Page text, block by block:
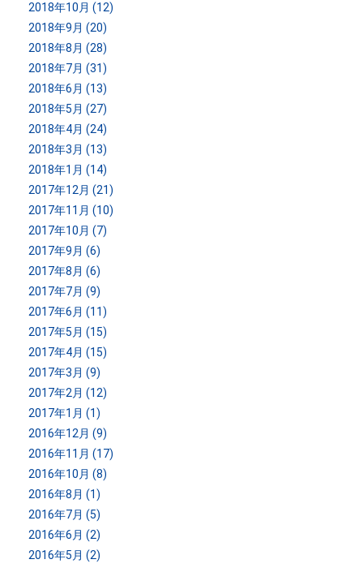
2018年10月 (12)
2018年9月 (20)
2018年8月 (28)
2018年7月 (31)
2018年6月 (13)
2018年5月 (27)
2018年4月 (24)
2018年3月 (13)
2018年1月 (14)
2017年12月 (21)
2017年11月 (10)
2017年10月 (7)
2017年9月 (6)
2017年8月 (6)
2017年7月 (9)
2017年6月 (11)
2017年5月 (15)
2017年4月 (15)
2017年3月 (9)
2017年2月 (12)
2017年1月 (1)
2016年12月 (9)
2016年11月 (17)
2016年10月 (8)
2016年8月 (1)
2016年7月 (5)
2016年6月 (2)
2016年5月 (2)